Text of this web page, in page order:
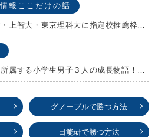
報ここだけの話
グノーブルで勝つ方法
日能研で勝つ方法